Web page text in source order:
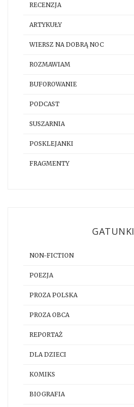
RECENZJA
ARTYKUŁY
WIERSZ NA DOBRĄ NOC
ROZMAWIAM
BUFOROWANIE
PODCAST
SUSZARNIA
POSKLEJANKI
FRAGMENTY
GATUNKI
NON-FICTION
POEZJA
PROZA POLSKA
PROZA OBCA
REPORTAŻ
DLA DZIECI
KOMIKS
BIOGRAFIA